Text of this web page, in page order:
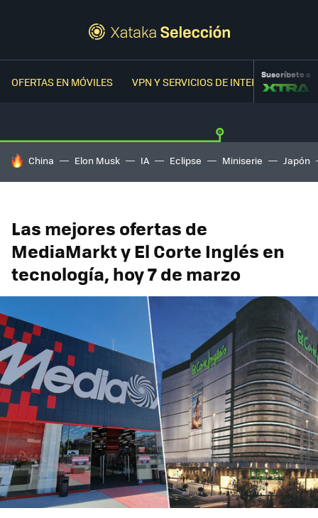
OFERTAS EN MÓVILES VPN Y SERVICIOS DE INTERNETSuscríbete a
HOY SE HABLA DE
China Elon Musk IA Eclipse Miniserie Japón
Las mejores ofertas de
MediaMarkt y El Corte Inglés en
tecnología, hoy 7 de marzo